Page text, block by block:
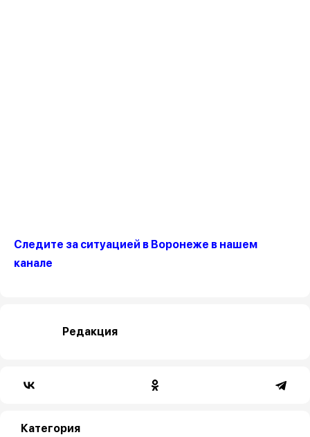
Следите за ситуацией в Воронеже в нашем
канале
Редакция
Категория